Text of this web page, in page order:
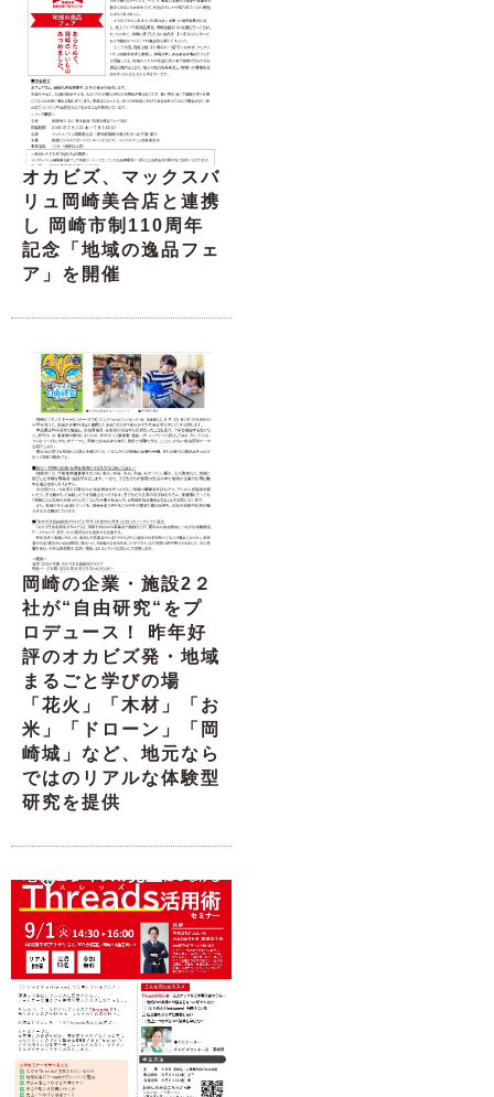
オカビズ、マックスバ
リュ岡崎美合店と連携
し 岡崎市制110周年
記念「地域の逸品フェ
ア」を開催
岡崎の企業・施設2２
社が“自由研究“をプ
ロデュース！ 昨年好
評のオカビズ発・地域
まるごと学びの場
「花火」「木材」「お
米」「ドローン」「岡
崎城」など、地元なら
ではのリアルな体験型
研究を提供